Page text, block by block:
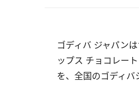
ゴディバ ジャパン
ップス チョコレー
を、全国のゴディ